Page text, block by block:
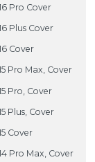
Pro Cover
Plus Cover
Cover
Pro Max, Cover
Pro, Cover
Plus, Cover
Cover
Pro Max, Cover